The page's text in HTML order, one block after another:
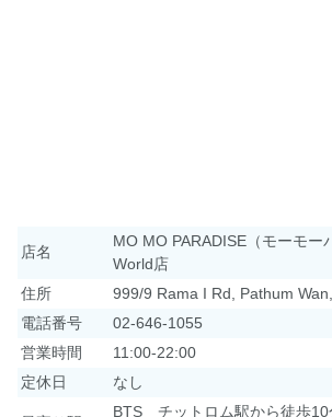
店名
MO MO PARADISE（モーモー
World店
住所
999/9 Rama I Rd, Pathum
電話番号
02-646-1055
営業時間
11:00-22:00
定休日
なし
BTS チットロム駅から徒歩10